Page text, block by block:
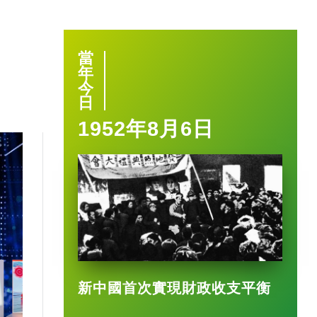
當
年
今
日
1952年8月6日
新中國首次實現財政收支平衡